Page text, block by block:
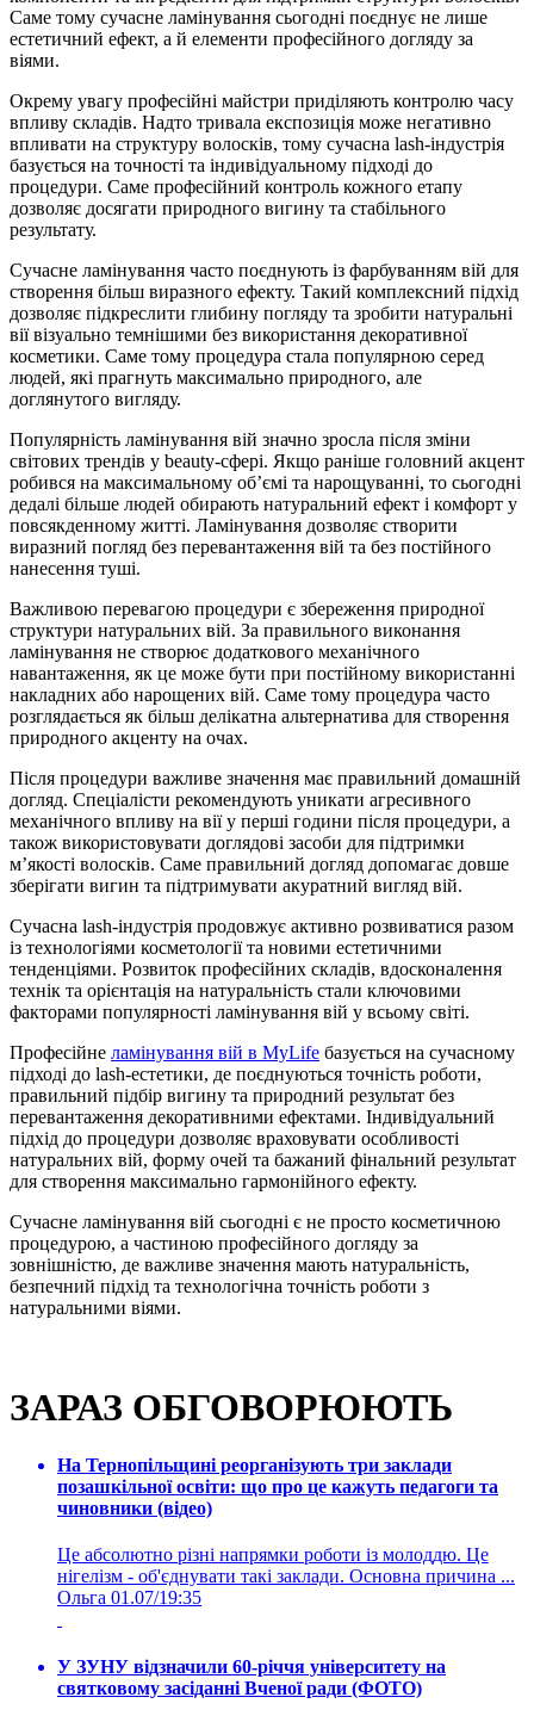
Саме тому сучасне ламінування сьогодні поєднує не лише
естетичний ефект, а й елементи професійного догляду за
віями.
Окрему увагу професійні майстри приділяють контролю часу
впливу складів. Надто тривала експозиція може негативно
впливати на структуру волосків, тому сучасна lash-індустрія
базується на точності та індивідуальному підході до
процедури. Саме професійний контроль кожного етапу
дозволяє досягати природного вигину та стабільного
результату.
Сучасне ламінування часто поєднують із фарбуванням вій для
створення більш виразного ефекту. Такий комплексний підхід
дозволяє підкреслити глибину погляду та зробити натуральні
вії візуально темнішими без використання декоративної
косметики. Саме тому процедура стала популярною серед
людей, які прагнуть максимально природного, але
доглянутого вигляду.
Популярність ламінування вій значно зросла після зміни
світових трендів у beauty-сфері. Якщо раніше головний акцент
робився на максимальному об’ємі та нарощуванні, то сьогодні
дедалі більше людей обирають натуральний ефект і комфорт у
повсякденному житті. Ламінування дозволяє створити
виразний погляд без перевантаження вій та без постійного
нанесення туші.
Важливою перевагою процедури є збереження природної
структури натуральних вій. За правильного виконання
ламінування не створює додаткового механічного
навантаження, як це може бути при постійному використанні
накладних або нарощених вій. Саме тому процедура часто
розглядається як більш делікатна альтернатива для створення
природного акценту на очах.
Після процедури важливе значення має правильний домашній
догляд. Спеціалісти рекомендують уникати агресивного
механічного впливу на вії у перші години після процедури, а
також використовувати доглядові засоби для підтримки
м’якості волосків. Саме правильний догляд допомагає довше
зберігати вигин та підтримувати акуратний вигляд вій.
Сучасна lash-індустрія продовжує активно розвиватися разом
із технологіями косметології та новими естетичними
тенденціями. Розвиток професійних складів, вдосконалення
технік та орієнтація на натуральність стали ключовими
факторами популярності ламінування вій у всьому світі.
Професійне ламінування вій в MyLife базується на сучасному
підході до lash-естетики, де поєднуються точність роботи,
правильний підбір вигину та природний результат без
перевантаження декоративними ефектами. Індивідуальний
підхід до процедури дозволяє враховувати особливості
натуральних вій, форму очей та бажаний фінальний результат
для створення максимально гармонійного ефекту.
Сучасне ламінування вій сьогодні є не просто косметичною
процедурою, а частиною професійного догляду за
зовнішністю, де важливе значення мають натуральність,
безпечний підхід та технологічна точність роботи з
натуральними віями.
ЗАРАЗ ОБГОВОРЮЮТЬ
На Тернопільщині реорганізують три заклади
позашкільної освіти: що про це кажуть педагоги та
чиновники (відео)
Це абсолютно різні напрямки роботи із молоддю. Це
нігелізм - об'єднувати такі заклади. Основна причина ...
Ольга 01.07/19:35
У ЗУНУ відзначили 60-річчя університету на
святковому засіданні Вченої ради (ФОТО)